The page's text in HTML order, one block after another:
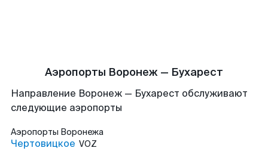
Аэропорты Воронеж — Бухарест
Направление Воронеж — Бухарест обслуживают
следующие аэропорты
Аэропорты Воронежа
Чертовицкое VOZ